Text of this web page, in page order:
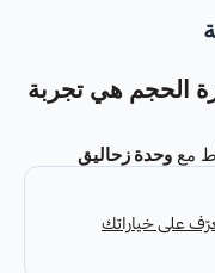
الحجم هي تجربة
مع وحدة زحاليق
وتعليمية في آن